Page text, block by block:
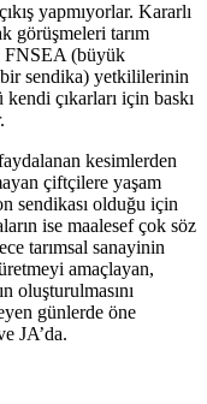
yapmıyorlar. Kararlı
görüşmeleri tarım
FNSEA (büyük
sendika) yetkililerinin
kendi çıkarları için baskı
kesimlerden
çiftçilere yaşam
sendikası olduğu için
ise maalesef çok söz
tarımsal sanayinin
amaçlayan,
oluşturulmasını
günlerde öne
JA’da.